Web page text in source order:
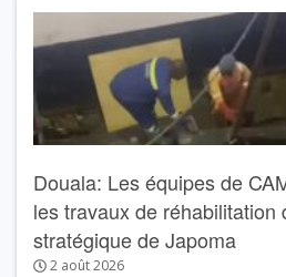
Douala: Les équipes de
les travaux de réhabilitation
stratégique de Japoma
2 août 2026